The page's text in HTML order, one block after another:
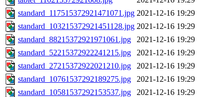
standard_117515372921471071.jpg 2021-12-16 19:29
standard_103215372921451128.jpg 2021-12-16 19:29
standard_88215372921971061.jpg
2021-12-16 19:29
standard_52215372922241215.jpg
2021-12-16 19:29
standard_27215372922021210.jpg
2021-12-16 19:29
standard_10761537292189275.jpg
2021-12-16 19:29
standard_10581537292153537.jpg
2021-12-16 19:29